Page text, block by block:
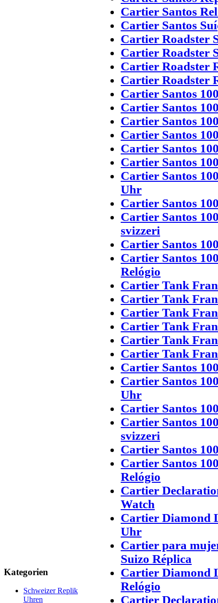
Kategorien
Schweizer Replik
Uhren
Cartier Santos
Cartier Santos
Cartier Roadster
Cartier Roadster
Cartier Roadster
Cartier Roadster
Cartier Santos
Cartier Santos
Cartier Santos
Cartier Santos
Cartier Santos
Cartier Santos
Cartier Santos
Uhr
Cartier Santos
Cartier Santos
svizzeri
Cartier Santos
Cartier Santos
Relógio
Cartier Tank
Cartier Tank
Cartier Tank
Cartier Tank
Cartier Tank
Cartier Tank
Cartier Santos
Cartier Santos
Uhr
Cartier Santos
Cartier Santos
svizzeri
Cartier Santos
Cartier Santos
Relógio
Cartier
Watch
Cartier Diamond
Uhr
Cartier para
Suizo Réplica
Cartier Diamond
Relógio
Cartier